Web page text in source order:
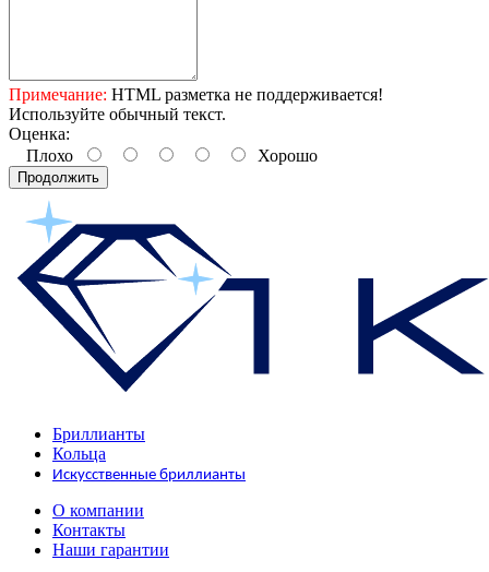
Примечание: HTML разметка не поддерживается!
Используйте обычный текст.
Оценка:
Плохо
Хорошо
Продолжить
Бриллианты
Кольца
Искусственные бриллианты
О компании
Контакты
Наши гарантии